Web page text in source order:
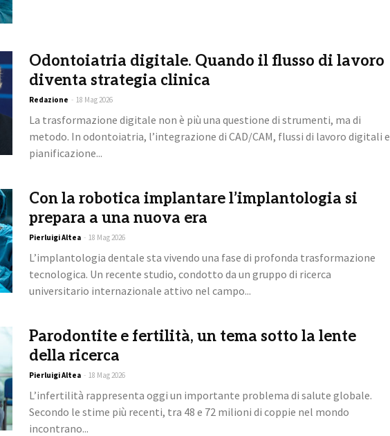
Odontoiatria digitale. Quando il flusso di lavoro
diventa strategia clinica
Redazione - 18 Mag 2026
La trasformazione digitale non è più una questione di strumenti, ma di
metodo. In odontoiatria, l’integrazione di CAD/CAM, flussi di lavoro digitali e
pianificazione...
Con la robotica implantare l’implantologia si
prepara a una nuova era
Pierluigi Altea - 18 Mag 2026
L’implantologia dentale sta vivendo una fase di profonda trasformazione
tecnologica. Un recente studio, condotto da un gruppo di ricerca
universitario internazionale attivo nel campo...
Parodontite e fertilità, un tema sotto la lente
della ricerca
Pierluigi Altea - 18 Mag 2026
L’infertilità rappresenta oggi un importante problema di salute globale.
Secondo le stime più recenti, tra 48 e 72 milioni di coppie nel mondo
incontrano...